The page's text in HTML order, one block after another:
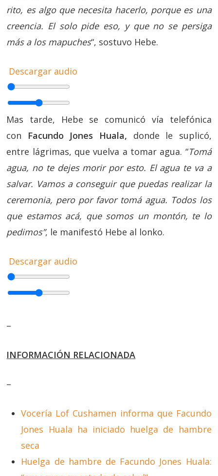
rito, es algo que necesita hacerlo, porque es una
creencia. El solo pide eso, y que no se persiga
más a los mapuches“, sostuvo Hebe.
Descargar audio
Mas tarde, Hebe se comunicó vía telefónica
con Facundo Jones Huala, donde le suplicó,
entre lágrimas, que vuelva a tomar agua. “Tomá
agua, no te dejes morir por esto. El agua te va a
salvar. Vamos a conseguir que puedas realizar la
ceremonia, pero por favor tomá agua. Todos los
que estamos acá, que somos un montón, te lo
pedimos”, le manifestó Hebe al lonko.
Descargar audio
–
INFORMACIÓN RELACIONADA
–
Vocería Lof Cushamen informa que Facundo
Jones Huala ha iniciado huelga de hambre
seca
Huelga de hambre de Facundo Jones Huala: